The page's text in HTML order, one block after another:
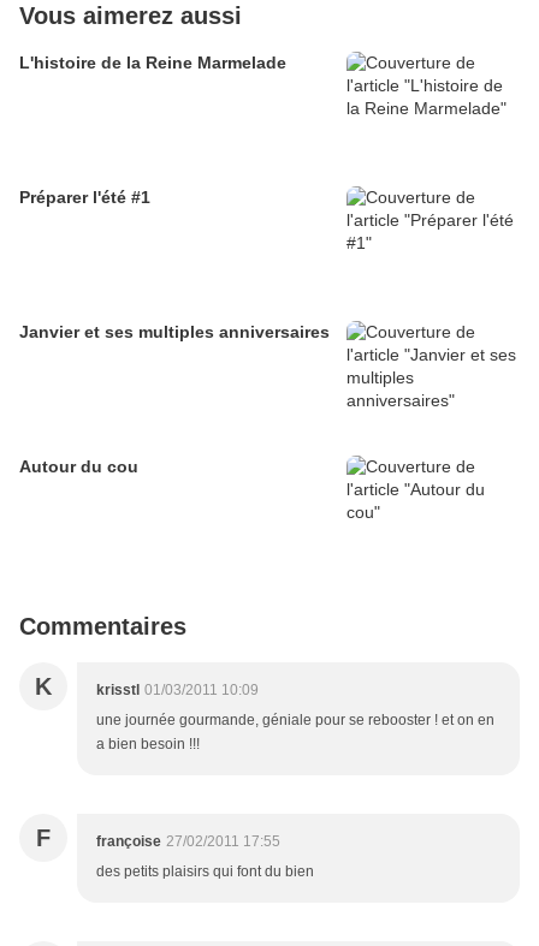
Vous aimerez aussi
L'histoire de la Reine Marmelade
Préparer l'été #1
Janvier et ses multiples anniversaires
Autour du cou
Commentaires
K krisstl 01/03/2011 10:09
une journée gourmande, géniale pour se rebooster ! et on en
a bien besoin !!!
F françoise 27/02/2011 17:55
des petits plaisirs qui font du bien